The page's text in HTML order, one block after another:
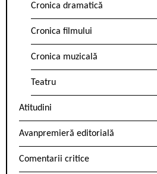
Cronica dramatică
Cronica filmului
Cronica muzicală
Teatru
Atitudini
Avanpremieră editorială
Comentarii critice